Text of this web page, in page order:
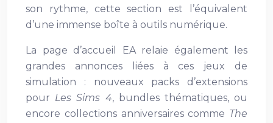
son rythme, cette section est l’équivalent
d’une immense boîte à outils numérique.
La page d’accueil EA relaie également les
grandes annonces liées à ces jeux de
simulation : nouveaux packs d’extensions
pour Les Sims 4, bundles thématiques, ou
encore collections anniversaires comme The